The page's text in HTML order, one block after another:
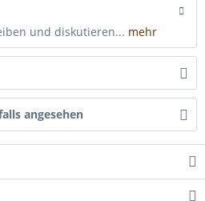
und diskutieren... mehr
angesehen